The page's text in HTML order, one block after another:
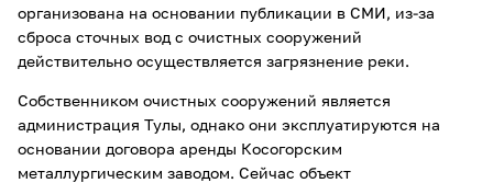
организована на основании публикации в СМИ, из-за
сброса сточных вод с очистных сооружений
действительно осуществляется загрязнение реки.
Собственником очистных сооружений является
администрация Тулы, однако они эксплуатируются на
основании договора аренды Косогорским
металлургическим заводом. Сейчас объект